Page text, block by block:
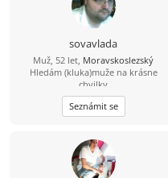
sovavlada
Muž, 52 let, Moravskoslezský
Hledám (kluka)muže na krásne
chvilky
Seznámit se